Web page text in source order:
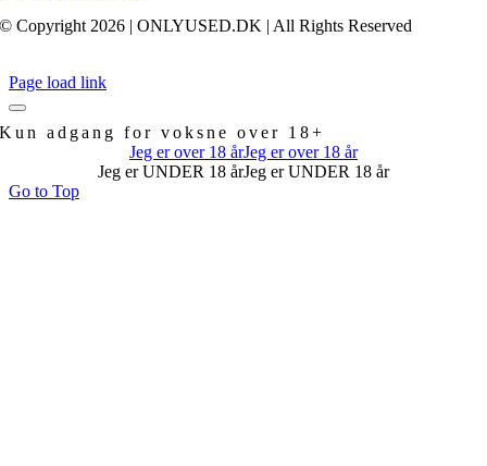
© Copyright 2026 | ONLYUSED.DK | All Rights Reserved
Page load link
Kun adgang for voksne over 18+
Jeg er over 18 årJeg er over 18 år
Jeg er UNDER 18 årJeg er UNDER 18 år
Go to Top